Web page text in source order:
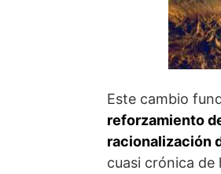
Este cambio
reforzamiento
racionalización
cuasi crónica de